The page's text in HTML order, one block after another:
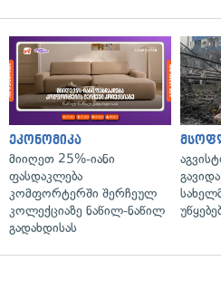
ეკონომიკა
მიიღეთ 25%-იანი
ფასდაკლება
კომფორტერში შერჩეულ
კოლექციაზე ნაწილ-ნაწილ
გადახდისას